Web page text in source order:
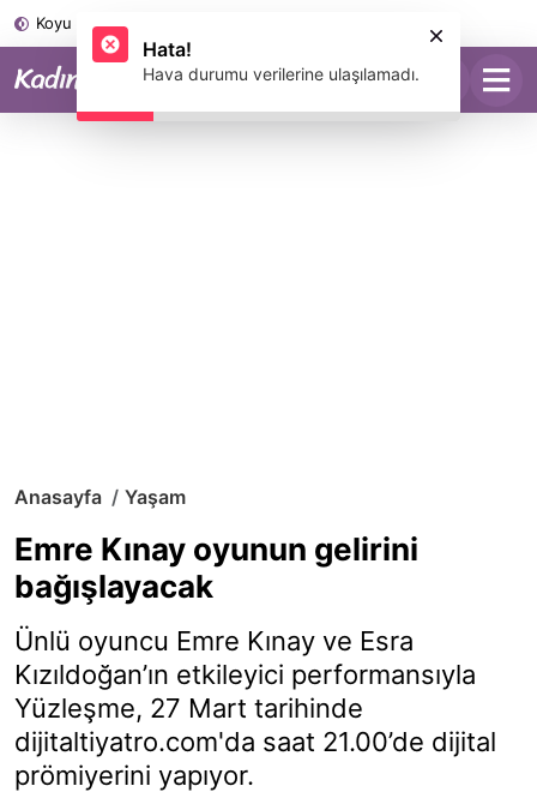
Koyu Mod
Anasayfa Yaşam
Emre Kınay oyunun gelirini
bağışlayacak
Ünlü oyuncu Emre Kınay ve Esra
Kızıldoğan’ın etkileyici performansıyla
Yüzleşme, 27 Mart tarihinde
dijitaltiyatro.com'da saat 21.00’de dijital
prömiyerini yapıyor.
Hata!
Hava durumu verilerine ulaşılamadı.